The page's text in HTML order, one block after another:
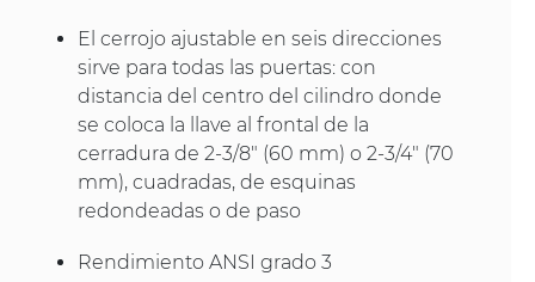
El cerrojo ajustable en seis direcciones
sirve para todas las puertas: con
distancia del centro del cilindro donde
se coloca la llave al frontal de la
cerradura de 2-3/8" (60 mm) o 2-3/4" (70
mm), cuadradas, de esquinas
redondeadas o de paso
Rendimiento ANSI grado 3